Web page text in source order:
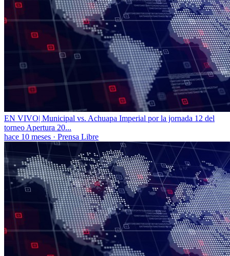
EN VIVO| Municipal vs. Achuapa Imperial por la jornada 12 del
torneo Apertura 20...
hace 10 meses · Prensa Libre